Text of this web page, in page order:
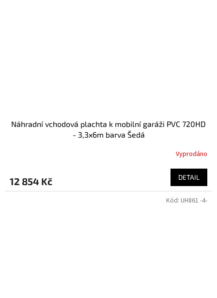
Náhradní vchodová plachta k mobilní garáži PVC 720HD
- 3,3x6m barva Šedá
Vyprodáno
12 854 Kč DETAIL
Kód: UH861 -4-